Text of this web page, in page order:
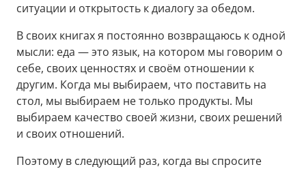
ситуации и открытость к диалогу за обедом.
В своих книгах я постоянно возвращаюсь к одной
мысли: еда — это язык, на котором мы говорим о
себе, своих ценностях и своём отношении к
другим. Когда мы выбираем, что поставить на
стол, мы выбираем не только продукты. Мы
выбираем качество своей жизни, своих решений
и своих отношений.
Поэтому в следующий раз, когда вы спросите